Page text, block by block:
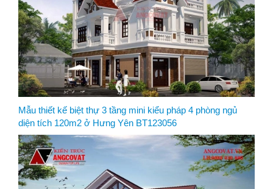
Mẫu thiết kế biệt thự 3 tầng mini kiểu pháp 4 phòng ngủ
diện tích 120m2 ở Hưng Yên BT123056